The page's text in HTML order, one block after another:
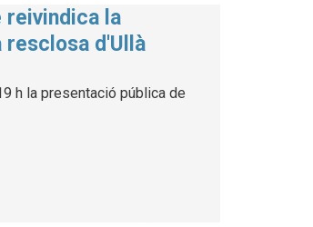
reivindica la
d'Ullà
h la presentació pública de